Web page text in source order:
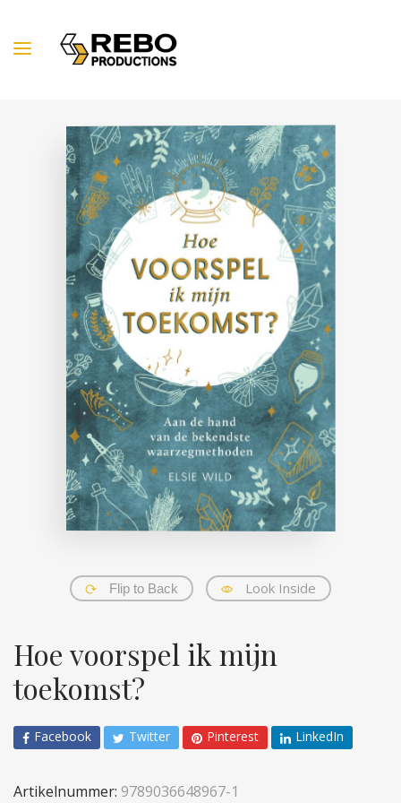
Flip to Back Look Inside
Hoe voorspel ik mijn
toekomst?
Facebook Twitter Pinterest LinkedIn
Artikelnummer: 9789036648967-1